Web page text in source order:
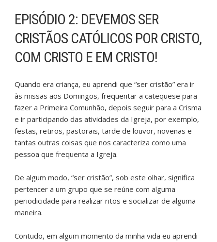
EPISÓDIO 2: DEVEMOS SER
CRISTÃOS CATÓLICOS POR CRISTO,
COM CRISTO E EM CRISTO!
Quando era criança, eu aprendi que “ser cristão” era ir
às missas aos Domingos, frequentar a catequese para
fazer a Primeira Comunhão, depois seguir para a Crisma
e ir participando das atividades da Igreja, por exemplo,
festas, retiros, pastorais, tarde de louvor, novenas e
tantas outras coisas que nos caracteriza como uma
pessoa que frequenta a Igreja.
De algum modo, “ser cristão”, sob este olhar, significa
pertencer a um grupo que se reúne com alguma
periodicidade para realizar ritos e socializar de alguma
maneira.
Contudo, em algum momento da minha vida eu aprendi